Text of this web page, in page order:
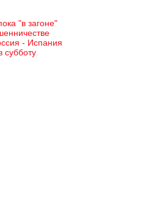
"в загоне"
- Испания
субботу